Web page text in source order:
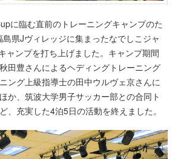
に臨む直前のトレーニングキャンプのた
県Jヴィレッジに集まったなでしこジャ
ャンプを打ち上げました。キャンプ期間
田豊さんによるヘディングトレーニング
ング上級指導士の田中ウルヴェ京さんに
か、筑波大学男子サッカー部との合同ト
、充実した4泊5日の活動を終えました。